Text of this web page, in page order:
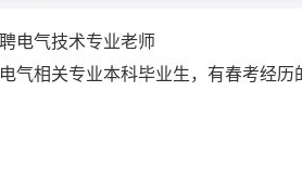
电气技术专业老师
气相关专业本科毕业生，有春考经历